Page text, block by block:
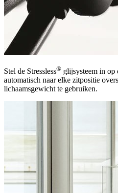
Stel de Stressless® glijsysteem in op
automatisch naar elke zitpositie
lichaamsgewicht te gebruiken.